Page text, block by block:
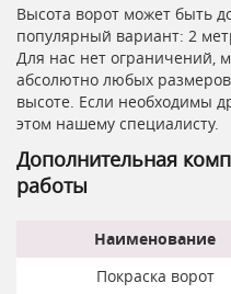
Высота ворот может быть
популярный вариант: 2
Для нас нет ограничений,
абсолютно любых
высоте. Если необходимы
этом нашему специалисту.
Дополнительная
работы
Наименование
Покраска ворот